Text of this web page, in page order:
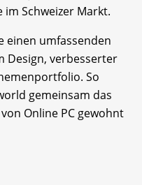
Schweizer Markt.
einen umfassenden
Design, verbesserter
So
gemeinsam das
Online PC gewohnt